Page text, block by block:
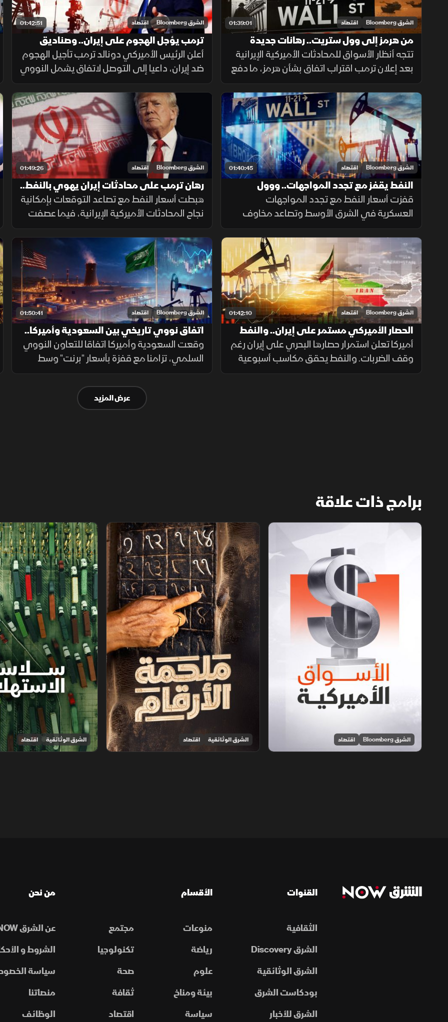
01:39:01 الشرق Bloomberg اقتصاد
من هرمز إلى وول ستريت.. رهانات جديدة
على نهاية التوتر
تتجه أنظار الأسواق للمحادثات الأميركية الإيرانية
بعد إعلان ترمب اقتراب اتفاق بشأن هرمز، ما دفع
أسعار النفط للتراجع 5% مع انحسار المخاوف
الجيوسياسية، في وقت ارتفعت فيه العقود
الآجلة للأسهم الأميركية.
01:42:51 الشرق Bloomberg اقتصاد
ترمب يؤجل الهجوم على إيران.. وصناديق
التحوط تعزز رهنات النفط
أعلن الرئيس الأميركي دونالد ترمب تأجيل الهجوم
ضد إيران، داعيا إلى التوصل لاتفاق يشمل النووي
وهرمز. وصناديق التحوط تعزز رهاناتها على النفط.
و"وول ستريت" تنهي يوليو على ارتفاع بدعم من
أسهم التكنولوجيا
01:40:45 الشرق Bloomberg اقتصاد
النفط يقفز مع تجدد المواجهات.. ووول
ستريت يراهن على رفع الفائدة
قفزت أسعار النفط مع تجدد المواجهات
العسكرية في الشرق الأوسط وتصاعد مخاوف
إمدادات الطاقة، بينما هوت أسهم كي هاينك
بأكثر من 10% بعد نتائج دون التوقعات، وسط
ترقب لقرار الفيدرالي بشأن الفائدة
01:49:26 الشرق Bloomberg اقتصاد
رهان ترمب على محادثات إيران يهوي بالنفط..
والأسواق تترقب قرار الفائدة الأميركية
هبطت أسعار النفط مع تصاعد التوقعات بإمكانية
نجاح المحادثات الأميركية الإيرانية، فيما عصفت
موجة بيع بأسهم الرقائق في الأسواق الآسيوية،
وأسهم التكنولوجيا تحت الضغط وسط ترقب لقرار
الفائدة الأميركية
01:42:10 الشرق Bloomberg اقتصاد
الحصار الأميركي مستمر على إيران.. والنفط
يحقق مكاسب أسبوعية
أميركا تعلن استمرار حصارها البحري على إيران رغم
وقف الضربات. والنفط يحقق مكاسب أسبوعية
بـ10%، وتوقعات بالوصول لـ100 دولار للبرميل
01:50:41 الشرق Bloomberg اقتصاد
اتفاق نووي تاريخي بين السعودية وأميركا..
و"برنت" يقفز مع تصاعد التوترات
وقعت السعودية وأميركا اتفاقا للتعاون النووي
السلمي، تزامنا مع قفزة بأسعار "برنت" وسط
توترات البحر الأحمر ووعيد ترمب. بينما تعثرت
"تسلا" ببيانات مخيبة وضغط الإنفاق على سهم
"ألفا بيت" بـ"وول ستريت".
عرض المزيد
برامج ذات علاقة
الأسواق الأميركية
الشرق Bloomberg اقتصاد
ملحمة الأرقام
الشرق الوثائقية اقتصاد
سلاسل الاستهلاك
الشرق الوثائقية اقتصاد
القنوات
الثقافية
الشرق Discovery
الشرق الوثائقية
بودكاست الشرق
الشرق للأخبار
الأقسام
منوعات
مجتمع
رياضة
تكنولوجيا
علوم
صحة
بيئة ومناخ
ثقافة
سياسة
اقتصاد
من نحن
عن الشرق NOW
الشروط و
سياسة
منصاتنا
الوظائف